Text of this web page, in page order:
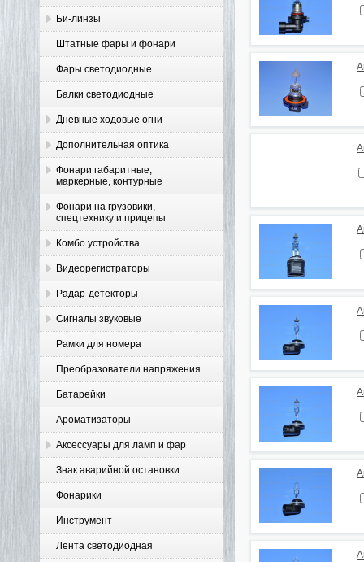
Би-линзы
Штатные фары и фонари
Фары светодиодные
Балки светодиодные
Дневные ходовые огни
Дополнительная оптика
Фонари габаритные,
маркерные, контурные
Фонари на грузовики,
спецтехнику и прицепы
Комбо устройства
Видеорегистраторы
Радар-детекторы
Сигналы звуковые
Рамки для номера
Преобразователи напряжения
Батарейки
Ароматизаторы
Аксессуары для ламп и фар
Знак аварийной остановки
Фонарики
Инструмент
Лента светодиодная